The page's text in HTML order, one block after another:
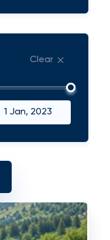
Clear
1 Jan, 2023